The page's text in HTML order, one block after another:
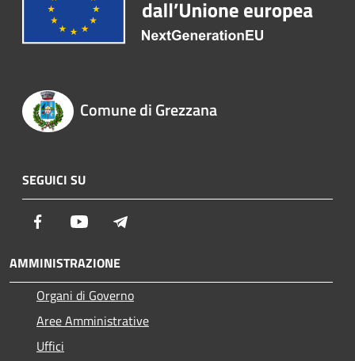
Comune di Grezzana
SEGUICI SU
Facebook Youtube
AMMINISTRAZIONE
Organi di Governo
Aree Amministrative
Uffici